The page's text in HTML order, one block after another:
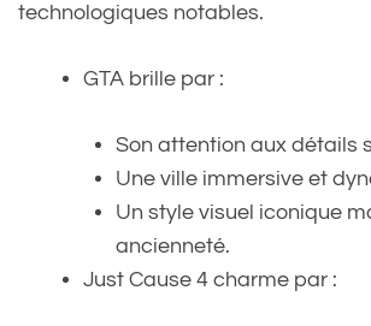
technologiques notables.
GTA brille par :
Son attention aux détails
Une ville immersive et
Un style visuel iconique
ancienneté.
Just Cause 4 charme par :